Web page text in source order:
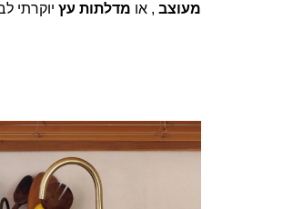
מעוצב , או מדלתות עץ יוקרתי